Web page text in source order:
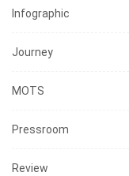
Infographic
Journey
MOTS
Pressroom
Review